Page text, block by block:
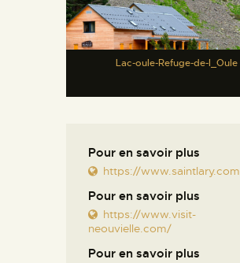
Lac-oule-Refuge-de-l_Oule
Pour en savoir plus
https://www.saintlary.com
Pour en savoir plus
https://www.visit-
neouvielle.com/
Pour en savoir plus